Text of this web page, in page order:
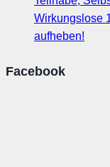
Wirkungslose
aufheben!
Facebook